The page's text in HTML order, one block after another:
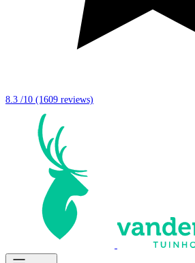
8.3 /10 (1609 reviews)